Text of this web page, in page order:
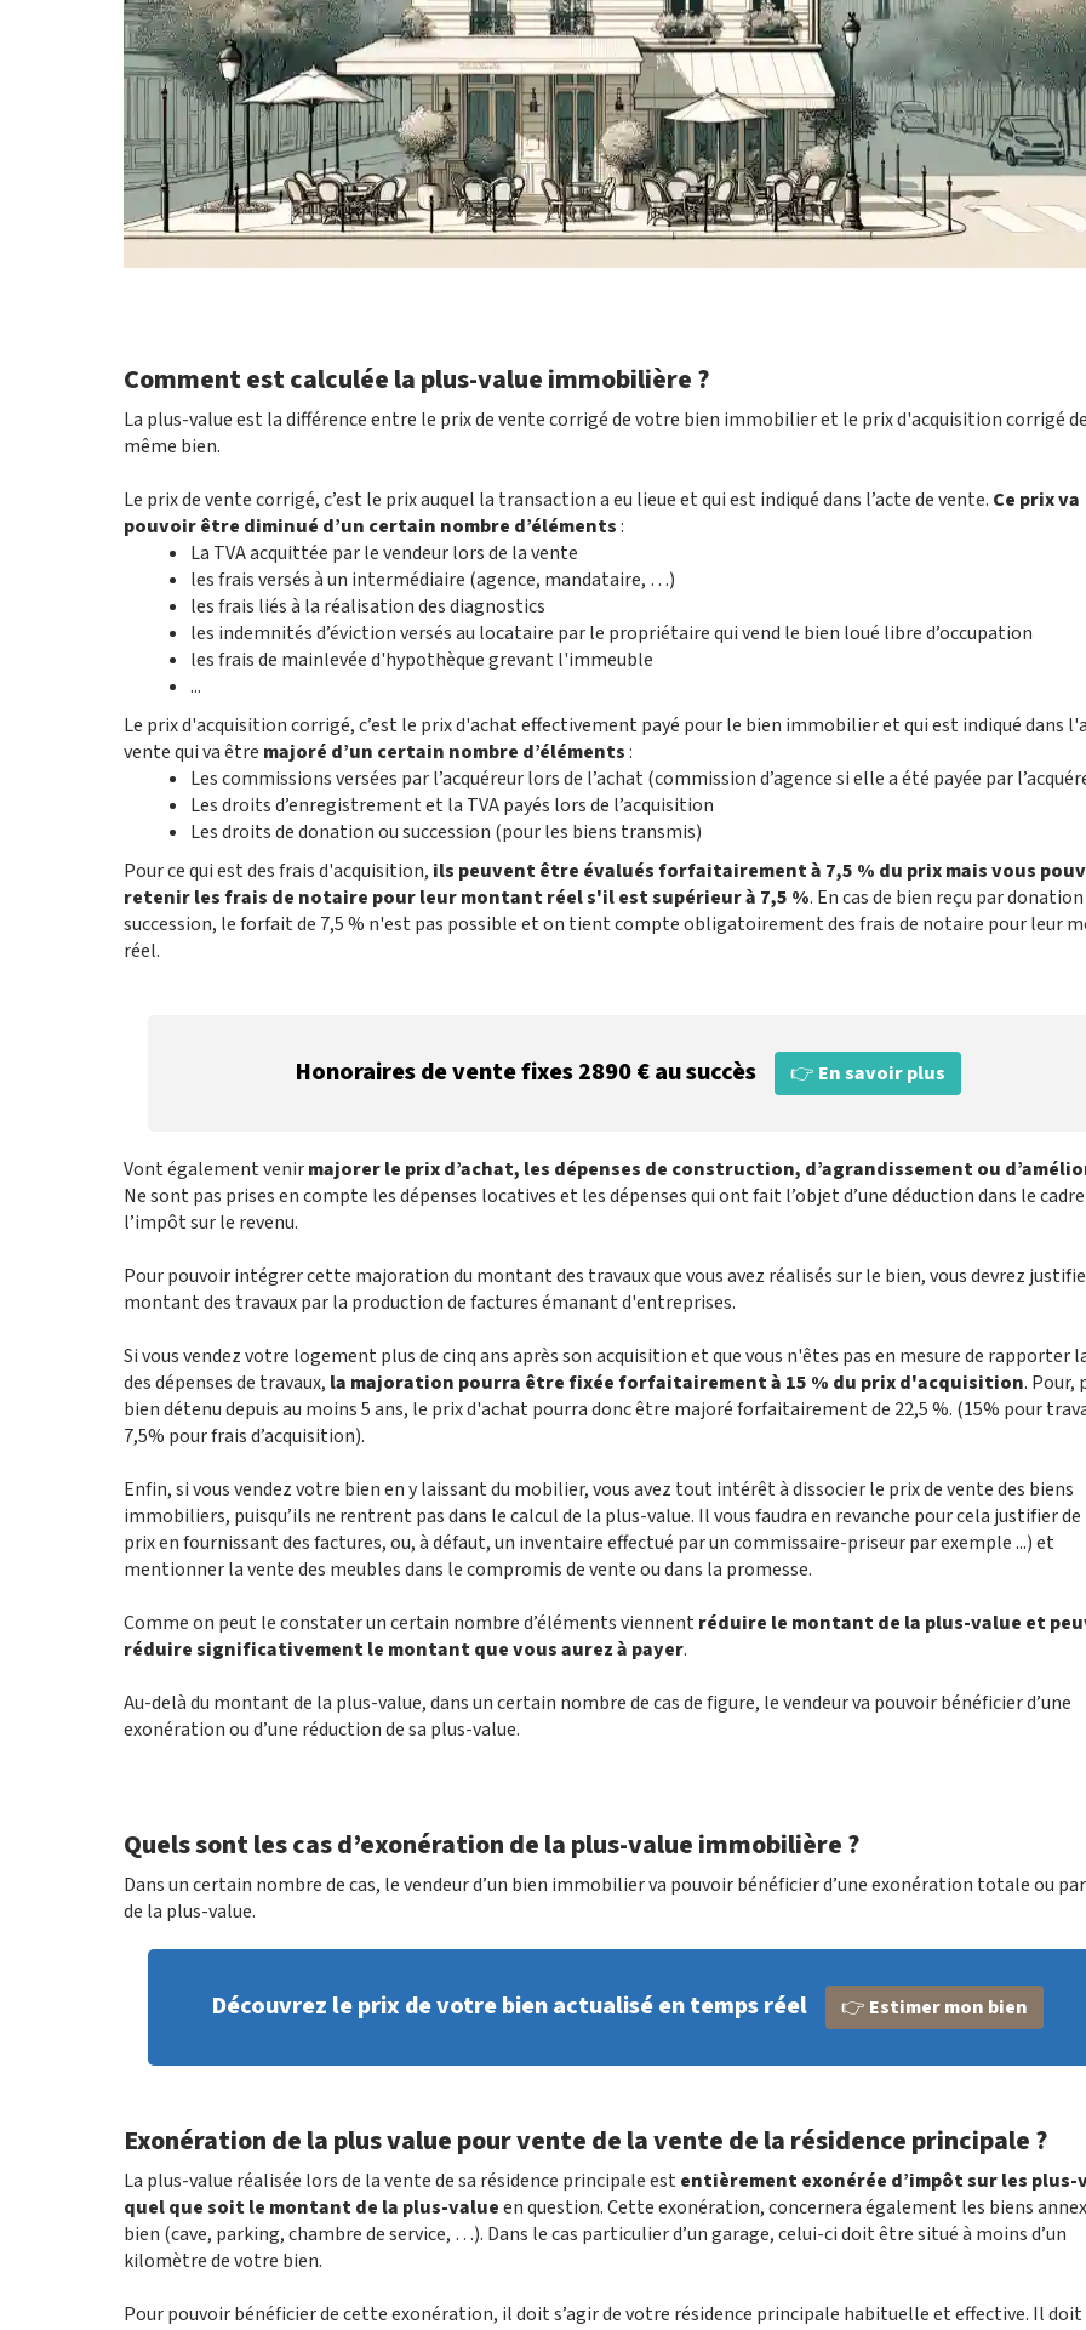
Comment est calculée la plus-value immobilière ?
La plus-value est la différence entre le prix de vente corrigé de votre bien immobilier et le prix d'acquisition corrigé
même bien.
Le prix de vente corrigé, c’est le prix auquel la transaction a eu lieue et qui est indiqué dans l’acte de vente. Ce prix va
pouvoir être diminué d’un certain nombre d’éléments:
La TVA acquittée par le vendeur lors de la vente
les frais versés à un intermédiaire (agence, mandataire, …)
les frais liés à la réalisation des diagnostics
les indemnités d’éviction versés au locataire par le propriétaire qui vend le bien loué libre d’occupation
les frais de mainlevée d'hypothèque grevant l'immeuble
...
Le prix d'acquisition corrigé, c’est le prix d'achat effectivement payé pour le bien immobilier et qui est indiqué dans
vente qui va être majoré d’un certain nombre d’éléments:
Les commissions versées par l’acquéreur lors de l’achat (commission d’agence si elle a été payée par
Les droits d’enregistrement et la TVA payés lors de l’acquisition
Les droits de donation ou succession (pour les biens transmis)
Pour ce qui est des frais d'acquisition, ils peuvent être évalués forfaitairement à 7,5 % du prix mais vous
retenir les frais de notaire pour leur montant réel s'il est supérieur à 7,5 %. En cas de bien reçu par
succession, le forfait de 7,5 % n'est pas possible et on tient compte obligatoirement des frais de notaire pour leur
réel.
Honoraires de vente fixes 2890 € au succès 👉 En savoir plus
Vont également venirmajorer le prix d’achat, les dépenses de construction, d’agrandissement ou
Ne sont pas prises en compte les dépenses locatives et les dépenses qui ont fait l’objet d’une déduction dans le
l’impôt sur le revenu.
Pour pouvoir intégrer cette majoration du montant des travaux que vous avez réalisés sur le bien, vous devrez
montant des travaux par la production de factures émanant d'entreprises.
Si vous vendez votre logement plus de cinq ans après son acquisition et que vous n'êtes pas en mesure de rapporter
des dépenses de travaux, la majoration pourra être fixée forfaitairement à 15 % du prix d'acquisition. Pour,
bien détenu depuis au moins 5 ans, le prix d'achat pourra donc être majoré forfaitairement de 22,5 %. (15% pour
7,5% pour frais d’acquisition).
Enfin, si vous vendez votre bien en y laissant du mobilier, vous avez tout intérêt à dissocier le prix de vente des biens
immobiliers, puisqu’ils ne rentrent pas dans le calcul de la plus-value. Il vous faudra en revanche pour cela justifier
prix en fournissant des factures, ou, à défaut, un inventaire effectué par un commissaire-priseur par exemple ...) et
mentionner la vente des meubles dans le compromis de vente ou dans la promesse.
Comme on peut le constater un certain nombre d’éléments viennent réduire le montant de la plus-value et
réduire significativement le montant que vous aurez à payer.
Au-delà du montant de la plus-value, dans un certain nombre de cas de figure, le vendeur va pouvoir bénéficier d’une
exonération ou d’une réduction de sa plus-value.
Quels sont les cas d’exonération de la plus-value immobilière ?
Dans un certain nombre de cas, le vendeur d’un bien immobilier va pouvoir bénéficier d’une exonération totale ou
de la plus-value.
Découvrez le prix de votre bien actualisé en temps réel 👉 Estimer mon bien
Exonération de la plus value pour vente de la vente de la résidence principale ?
La plus-value réalisée lors de la vente de sa résidence principale est entièrement exonérée d’impôt sur les plus-
quel que soit le montant de la plus-valueen question. Cette exonération, concernera également les biens
bien (cave, parking, chambre de service, …). Dans le cas particulier d’un garage, celui-ci doit être situé à moins d’un
kilomètre de votre bien.
Pour pouvoir bénéficier de cette exonération, il doit s’agir de votre résidence principale habituelle et effective. Il